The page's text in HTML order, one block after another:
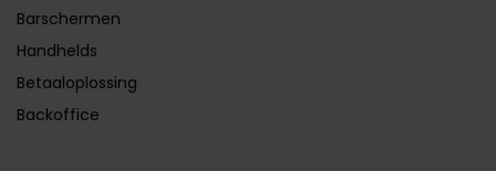
Barschermen
Handhelds
Betaaloplossing
Backoffice